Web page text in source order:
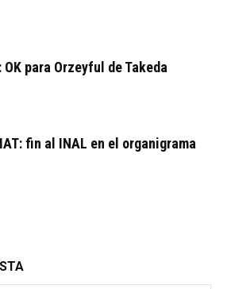
OK para Orzeyful de Takeda
fin al INAL en el organigrama